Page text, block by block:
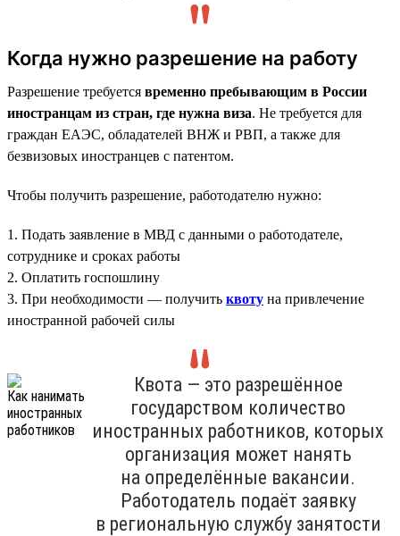
Когда нужно разрешение на работу
Разрешение требуется временно пребывающим в России
иностранцам из стран, где нужна виза. Не требуется для
граждан ЕАЭС, обладателей ВНЖ и РВП, а также для
безвизовых иностранцев с патентом.
Чтобы получить разрешение, работодателю нужно:
1. Подать заявление в МВД с данными о работодателе,
сотруднике и сроках работы
2. Оплатить госпошлину
3. При необходимости — получить квоту на привлечение
иностранной рабочей силы
Квота — это разрешённое
государством количество
иностранных работников, которых
организация может нанять
на определённые вакансии.
Работодатель подаёт заявку
в региональную службу занятости